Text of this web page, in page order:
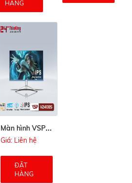
HÀNG
M
àn hình VSP 24inch V2408 (Blue)
Giá: Liên hệ
ĐẶT
HÀNG